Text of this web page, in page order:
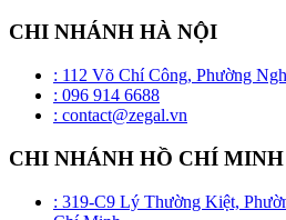
CHI NHÁNH HÀ NỘI
: 112 Võ Chí Công, Phường
: 096 914 6688
: contact@zegal.vn
CHI NHÁNH HỒ CHÍ MINH
: 319-C9 Lý Thường Kiệt,